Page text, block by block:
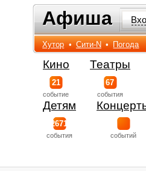
Афиша
Афиша
Хутор • Сити-N • Погода
Кино
21
событиe
Театры
67
события
Детям
2671
события событий